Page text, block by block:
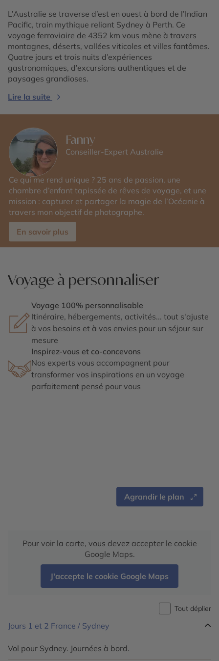
L’Australie se traverse d’est en ouest à bord de l’Indian
Pacific, train mythique reliant Sydney à Perth. Ce
voyage ferroviaire de 4352 km vous mène à travers
montagnes, déserts, vallées viticoles et villes fantômes.
Quatre jours et trois nuits d’expériences
gastronomiques, d’excursions authentiques et de
paysages grandioses.
Lire la suite
Fanny
Conseiller-Expert Australie
Ce qui me rend unique ? 25 ans de passion, une
chambre d’enfant tapissée de rêves de voyage, et une
mission : capturer et partager la magie de l’Océanie à
travers mon objectif de photographe.
En savoir plus
Voyage à personnaliser
Voyage 100% personnalisable
Itinéraire, hébergements, activités... tout s'ajuste
à vos besoins et à vos envies pour un séjour sur
mesure
Inspirez-vous et co-concevons
Nos experts vous accompagnent pour
transformer vos inspirations en un voyage
parfaitement pensé pour vous
Agrandir le plan
Pour voir la carte, vous devez accepter le cookie
Google Maps.
J'accepte le cookie Google Maps
Tout déplier
Jours 1 et 2 France / Sydney
Vol pour Sydney. Journées à bord.